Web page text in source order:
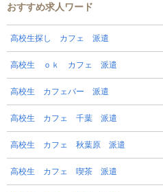
おすすめ求人ワード
高校生探し カフェ 派遣
高校生 ｏｋ カフェ 派遣
高校生 カフェバー 派遣
高校生 カフェ 千葉 派遣
高校生 カフェ 秋葉原 派遣
高校生 カフェ 喫茶 派遣